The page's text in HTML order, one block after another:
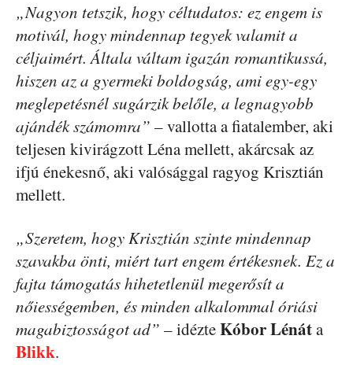
„Nagyon tetszik, hogy céltudatos: ez engem is
motivál, hogy mindennap tegyek valamit a
céljaimért. Általa váltam igazán romantikussá,
hiszen az a gyermeki boldogság, ami egy-egy
meglepetésnél sugárzik belőle, a legnagyobb
ajándék számomra” – vallotta a fiatalember, aki
teljesen kivirágzott Léna mellett, akárcsak az
ifjú énekesnő, aki valósággal ragyog Krisztián
mellett.
„Szeretem, hogy Krisztián szinte mindennap
szavakba önti, miért tart engem értékesnek. Ez a
fajta támogatás hihetetlenül megerősít a
nőiességemben, és minden alkalommal óriási
magabiztosságot ad” – idézteKóbor Lénáta
Blikk.